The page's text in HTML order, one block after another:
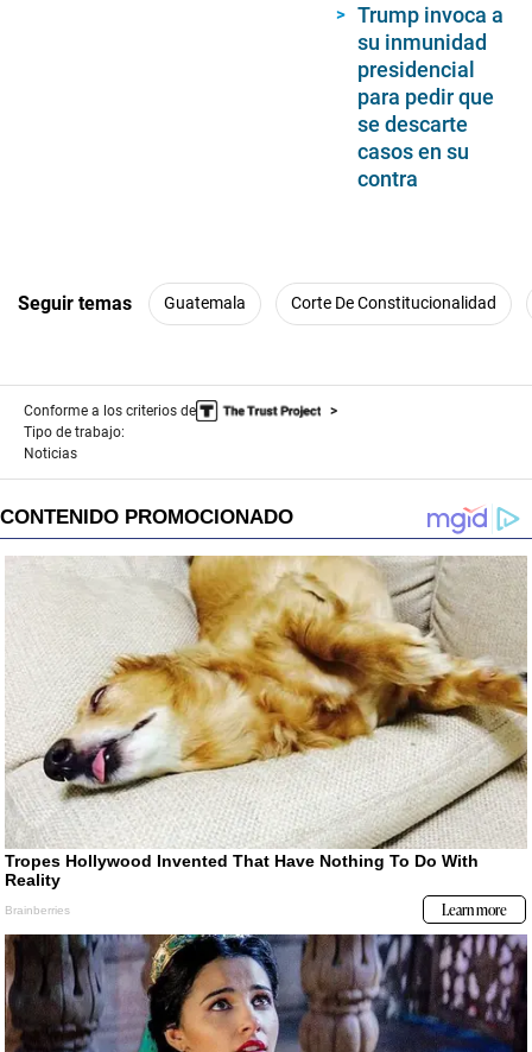
Trump invoca a
su inmunidad
presidencial
para pedir que
se descarte
casos en su
contra
Seguir temas Guatemala Corte De Constitucionalidad
Conforme a los criterios de
Tipo de trabajo:
Noticias